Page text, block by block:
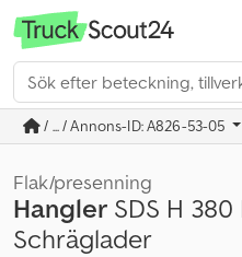
/ ... / Annons-ID: A826-53-05
Flak/presenning
Hangler SDS H
Schräglader